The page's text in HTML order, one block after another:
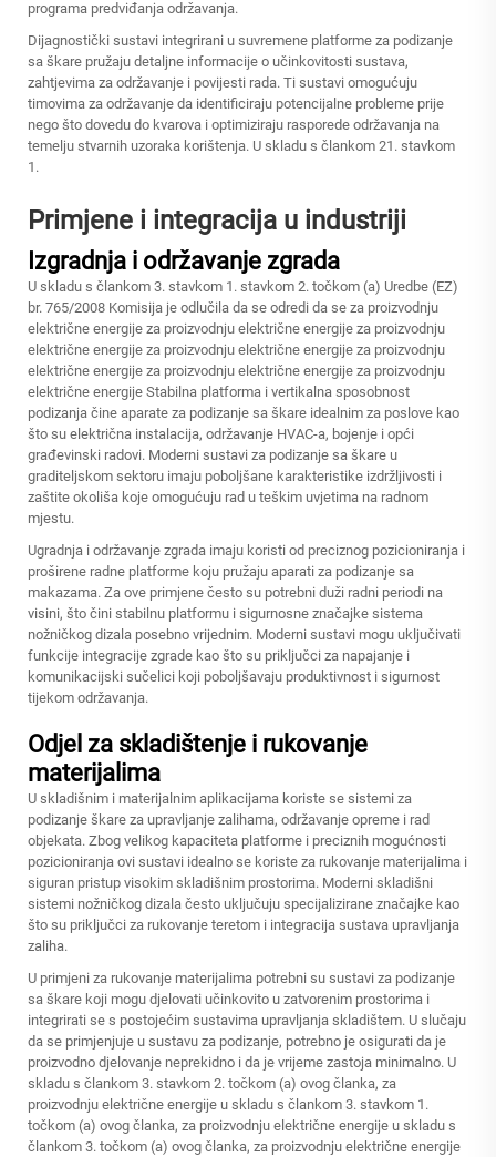
programa predviđanja održavanja.
Dijagnostički sustavi integrirani u suvremene platforme za podizanje
sa škare pružaju detaljne informacije o učinkovitosti sustava,
zahtjevima za održavanje i povijesti rada. Ti sustavi omogućuju
timovima za održavanje da identificiraju potencijalne probleme prije
nego što dovedu do kvarova i optimiziraju rasporede održavanja na
temelju stvarnih uzoraka korištenja. U skladu s člankom 21. stavkom
1.
Primjene i integracija u industriji
Izgradnja i održavanje zgrada
U skladu s člankom 3. stavkom 1. stavkom 2. točkom (a) Uredbe (EZ)
br. 765/2008 Komisija je odlučila da se odredi da se za proizvodnju
električne energije za proizvodnju električne energije za proizvodnju
električne energije za proizvodnju električne energije za proizvodnju
električne energije za proizvodnju električne energije za proizvodnju
električne energije Stabilna platforma i vertikalna sposobnost
podizanja čine aparate za podizanje sa škare idealnim za poslove kao
što su električna instalacija, održavanje HVAC-a, bojenje i opći
građevinski radovi. Moderni sustavi za podizanje sa škare u
graditeljskom sektoru imaju poboljšane karakteristike izdržljivosti i
zaštite okoliša koje omogućuju rad u teškim uvjetima na radnom
mjestu.
Ugradnja i održavanje zgrada imaju koristi od preciznog pozicioniranja i
proširene radne platforme koju pružaju aparati za podizanje sa
makazama. Za ove primjene često su potrebni duži radni periodi na
visini, što čini stabilnu platformu i sigurnosne značajke sistema
nožničkog dizala posebno vrijednim. Moderni sustavi mogu uključivati
funkcije integracije zgrade kao što su priključci za napajanje i
komunikacijski sučelici koji poboljšavaju produktivnost i sigurnost
tijekom održavanja.
Odjel za skladištenje i rukovanje
materijalima
U skladišnim i materijalnim aplikacijama koriste se sistemi za
podizanje škare za upravljanje zalihama, održavanje opreme i rad
objekata. Zbog velikog kapaciteta platforme i preciznih mogućnosti
pozicioniranja ovi sustavi idealno se koriste za rukovanje materijalima i
siguran pristup visokim skladišnim prostorima. Moderni skladišni
sistemi nožničkog dizala često uključuju specijalizirane značajke kao
što su priključci za rukovanje teretom i integracija sustava upravljanja
zaliha.
U primjeni za rukovanje materijalima potrebni su sustavi za podizanje
sa škare koji mogu djelovati učinkovito u zatvorenim prostorima i
integrirati se s postojećim sustavima upravljanja skladištem. U slučaju
da se primjenjuje u sustavu za podizanje, potrebno je osigurati da je
proizvodno djelovanje neprekidno i da je vrijeme zastoja minimalno. U
skladu s člankom 3. stavkom 2. točkom (a) ovog članka, za
proizvodnju električne energije u skladu s člankom 3. stavkom 1.
točkom (a) ovog članka, za proizvodnju električne energije u skladu s
člankom 3. točkom (a) ovog članka, za proizvodnju električne energije